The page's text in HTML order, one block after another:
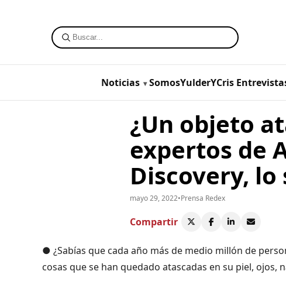
Noticias SomosYulderYCris
¿Un objeto
expertos de
Discovery,
mayo 29, 2022•Prensa Redex
Compartir
● ¿Sabías que cada año más de medio millón de
cosas que se han quedado atascadas en su piel,